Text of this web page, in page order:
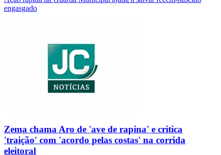
engasgado
Zema chama Aro de 'ave de rapina' e critica
'traição' com 'acordo pelas costas' na corrida
eleitoral